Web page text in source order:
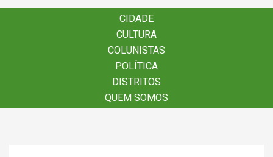
CIDADE
CULTURA
COLUNISTAS
POLÍTICA
DISTRITOS
QUEM SOMOS
CIDADE
CULTURA
COLUNISTAS
POLÍTICA
DISTRITOS
QUEM SOMOS